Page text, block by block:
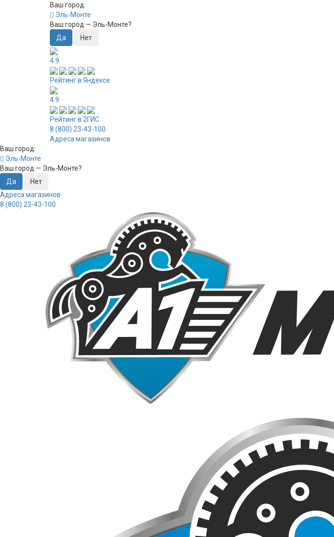
Ваш город:
Эль-Монте
Ваш город — Эль-Монте?
4.9
Рейтинг в Яндексе
4.9
Рейтинг в 2ГИС
8 (800) 23-43-100
Адреса магазинов
Ваш город:
Эль-Монте
Ваш город — Эль-Монте?
Адреса магазинов
8 (800) 23-43-100